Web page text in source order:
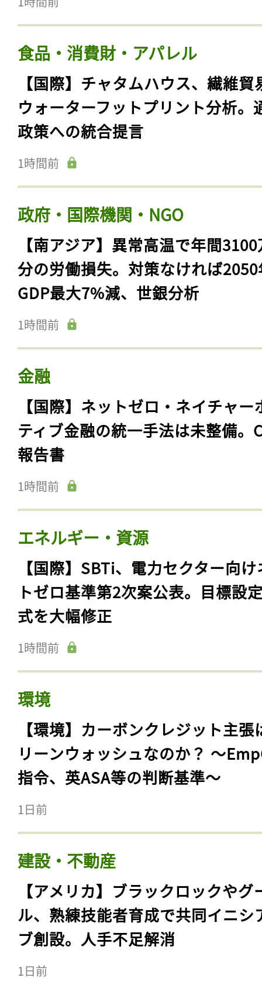
食品・消費財・アパレル
【国際】チャタムハウス、繊維貿
ウォーターフットプリント分析。
政策への統合提言
1時間前
政府・国際機関・NGO
【南アジア】異常高温で年間
分の労働損失。対策なければ
GDP最大7%減、世銀分析
1時間前
金融
【国際】ネットゼロ・ネイチャー
ティブ金融の統一手法は未整備。
報告書
1時間前
エネルギー・資源
【国際】SBTi、電力セクター向
トゼロ基準第2次案公表。目標設
式を大幅修正
1時間前
環境
【環境】カーボンクレジット主張
リーンウォッシュなのか？ 〜
指令、英ASA等の判断基準〜
1日前
建設・不動産
【アメリカ】ブラックロックやグ
ル、熟練技能者育成で共同イニシ
ブ創設。人手不足解消
1日前